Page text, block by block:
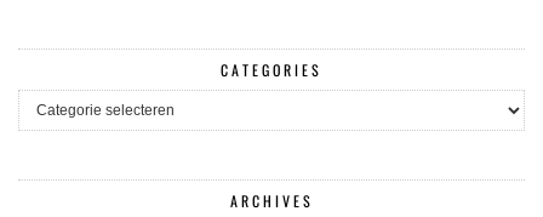
CATEGORIES
CATEGORIES
ARCHIVES